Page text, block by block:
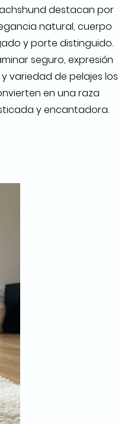
destacan por
natural, cuerpo
y porte distinguido.
seguro, expresión
variedad de pelajes los
en una raza
y encantadora.